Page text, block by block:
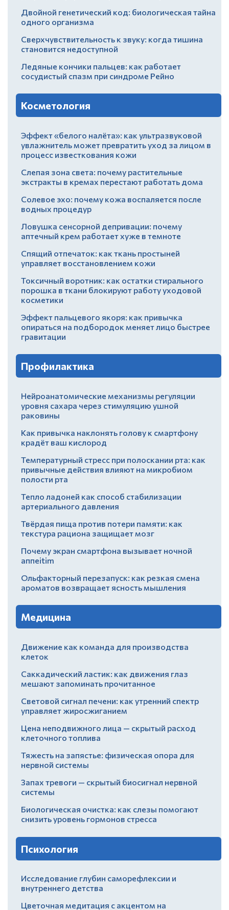
Двойной генетический код: биологическая тайна
одного организма
Сверхчувствительность к звуку: когда тишина
становится недоступной
Ледяные кончики пальцев: как работает
сосудистый спазм при синдроме Рейно
Косметология
Эффект «белого налёта»: как ультразвуковой
увлажнитель может превратить уход за лицом в
процесс известкования кожи
Слепая зона света: почему растительные
экстракты в кремах перестают работать дома
Солевое эхо: почему кожа воспаляется после
водных процедур
Ловушка сенсорной депривации: почему
аптечный крем работает хуже в темноте
Спящий отпечаток: как ткань простыней
управляет восстановлением кожи
Токсичный воротник: как остатки стирального
порошка в ткани блокируют работу уходовой
косметики
Эффект пальцевого якоря: как привычка
опираться на подбородок меняет лицо быстрее
гравитации
Профилактика
Нейроанатомические механизмы регуляции
уровня сахара через стимуляцию ушной
раковины
Как привычка наклонять голову к смартфону
крадёт ваш кислород
Температурный стресс при полоскании рта: как
привычные действия влияют на микробиом
полости рта
Тепло ладоней как способ стабилизации
артериального давления
Твёрдая пища против потери памяти: как
текстура рациона защищает мозг
Почему экран смартфона вызывает ночной
аппеitim
Ольфакторный перезапуск: как резкая смена
ароматов возвращает ясность мышления
Медицина
Движение как команда для производства
клеток
Саккадический ластик: как движения глаз
мешают запоминать прочитанное
Световой сигнал печени: как утренний спектр
управляет жиросжиганием
Цена неподвижного лица — скрытый расход
клеточного топлива
Тяжесть на запястье: физическая опора для
нервной системы
Запах тревоги — скрытый биосигнал нервной
системы
Биологическая очистка: как слезы помогают
снизить уровень гормонов стресса
Психология
Исследование глубин саморефлексии и
внутреннего детства
Цветочная медитация с акцентом на